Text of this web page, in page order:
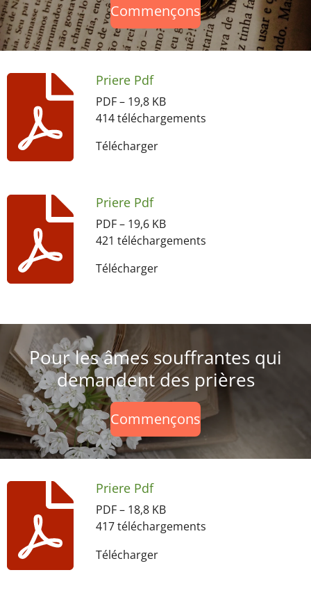
Commençons
Priere Pdf
PDF – 19,8 KB
414 téléchargements
Télécharger
Priere Pdf
PDF – 19,6 KB
421 téléchargements
Télécharger
Pour les âmes souffrantes qui
demandent des prières
Commençons
Priere Pdf
PDF – 18,8 KB
417 téléchargements
Télécharger